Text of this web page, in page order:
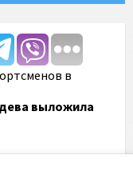
в
выложила